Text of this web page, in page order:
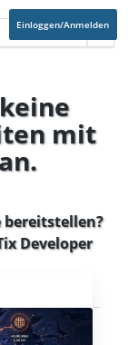
Einloggen/Anmelden
mit
bereitstellen?
Developer